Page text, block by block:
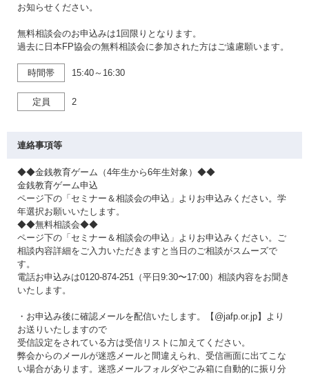
お知らせください。
無料相談会のお申込みは1回限りとなります。
過去に日本FP協会の無料相談会に参加された方はご遠慮願います。
時間帯 15:40～16:30
定員 2
連絡事項等
◆◆金銭教育ゲーム（4年生から6年生対象）◆◆
金銭教育ゲーム申込
ページ下の「セミナー＆相談会の申込」よりお申込みください。学
年選択お願いいたします。
◆◆無料相談会◆◆
ページ下の「セミナー＆相談会の申込」よりお申込みください。ご
相談内容詳細をご入力いただきますと当日のご相談がスムーズで
す。
電話お申込みは0120-874-251（平日9:30〜17:00）相談内容をお聞き
いたします。
・お申込み後に確認メールを配信いたします。【@jafp.or.jp】より
お送りいたしますので
受信設定をされている方は受信リストに加えてください。
弊会からのメールが迷惑メールと間違えられ、受信画面に出てこな
い場合があります。迷惑メールフォルダやごみ箱に自動的に振り分